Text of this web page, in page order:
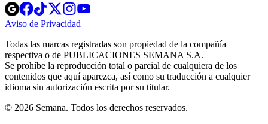
Opens
in
new
Opens
in
new
Opens
in
new
window
Opens
new
windowwindow
Aviso de Privacidad
new
window
Todas las marcas registradas son propiedad de la compañía
respectiva o de PUBLICACIONES SEMANA S.A.
Se prohíbe la reproducción total o parcial de cualquiera de los
contenidos que aquí aparezca, así como su traducción a cualquier
idioma sin autorización escrita por su titular.
© 2026 Semana. Todos los derechos reservados.